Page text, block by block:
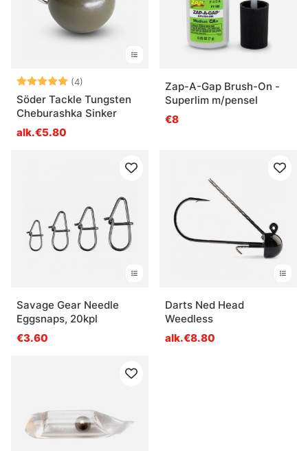
Arvio: (4)
5.0 5:sta tähdestä
Söder Tackle Tungsten
Cheburashka Sinker
alk.€5.80
Zap-A-Gap Brush-On -
Superlim m/pensel
€8
Savage Gear Needle
Eggsnaps, 20kpl
€3.60
Darts Ned Head
Weedless
alk.€8.80